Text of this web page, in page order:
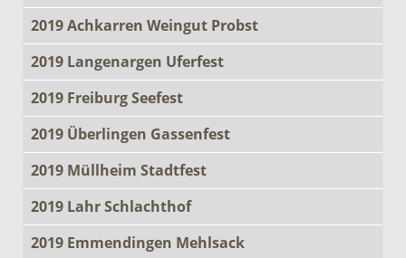
2019 Achkarren Weingut Probst
2019 Langenargen Uferfest
2019 Freiburg Seefest
2019 Überlingen Gassenfest
2019 Müllheim Stadtfest
2019 Lahr Schlachthof
2019 Emmendingen Mehlsack